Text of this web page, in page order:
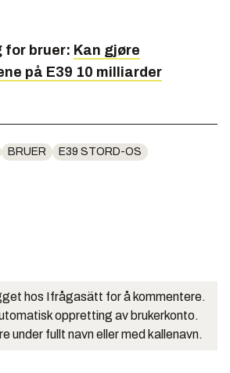
for bruer: Kan gjøre
på E39 10 milliarder
BRUER
E39 STORD-OS
hos Ifrågasätt for å kommentere.
oppretting av brukerkonto.
under fullt navn eller med kallenavn.